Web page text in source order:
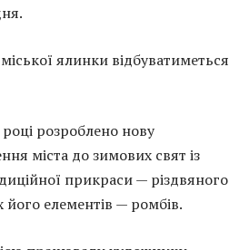
ялинки відбуватиметься
розроблено нову
міста до зимових свят із
прикраси — різдвяного
його елементів — ромбів.